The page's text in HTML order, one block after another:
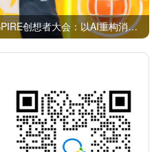
数云Agent OS亮相华为云INSPIRE创想者大会：以AI重构消费者运营与零售营销新范式